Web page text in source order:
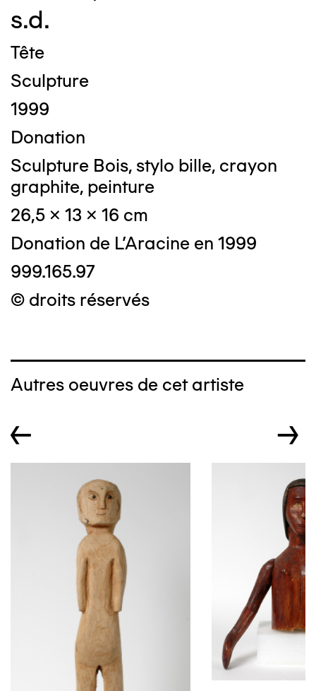
s.d.
Tête
Sculpture
1999
Donation
Sculpture Bois, stylo bille, crayon
graphite, peinture
26,5 x 13 x 16 cm
Donation de L'Aracine en 1999
999.165.97
© droits réservés
Autres oeuvres de cet artiste
← →